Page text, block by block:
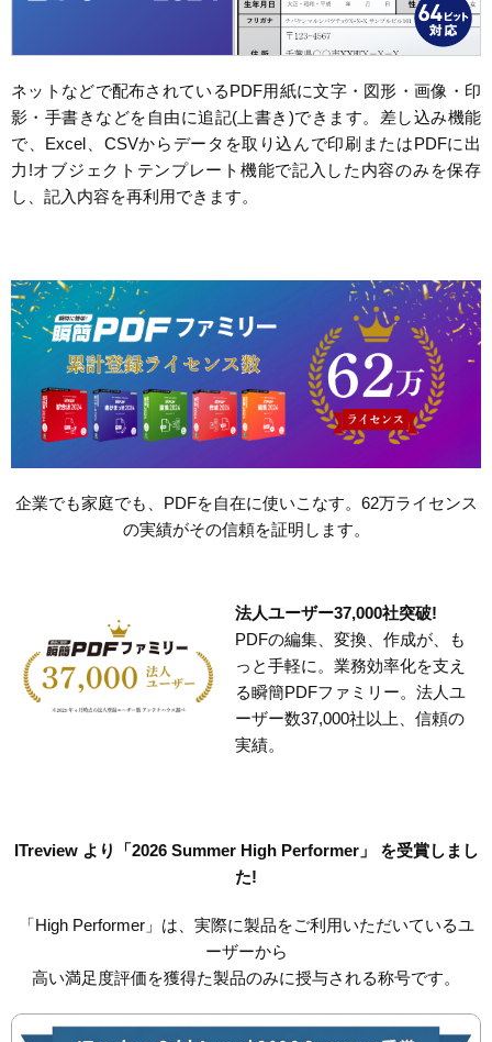
ネットなどで配布されているPDF用紙に文字・図形・画像・印
影・手書きなどを自由に追記(上書き)できます。差し込み機能
で、Excel、CSVからデータを取り込んで印刷またはPDFに出
力!オブジェクトテンプレート機能で記入した内容のみを保存
し、記入内容を再利用できます。
企業でも家庭でも、PDFを自在に使いこなす。62万ライセンス
の実績がその信頼を証明します。
法人ユーザー37,000社突破!
PDFの編集、変換、作成が、も
っと手軽に。業務効率化を支え
る瞬簡PDFファミリー。法人ユ
ーザー数37,000社以上、信頼の
実績。
ITreview より「2026 Summer High Performer」 を受賞しまし
た!
「High Performer」は、実際に製品をご利用いただいているユ
ーザーから
高い満足度評価を獲得た製品のみに授与される称号です。